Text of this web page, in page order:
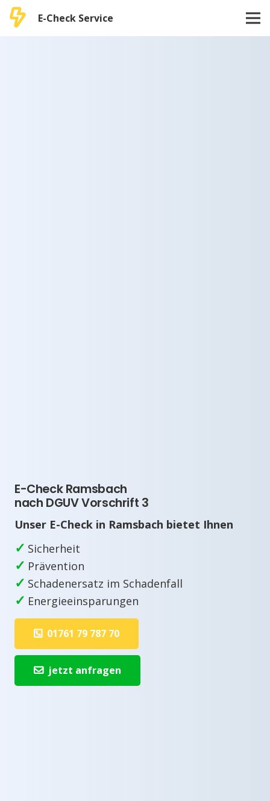
E-Check Service
E-Check Ramsbach
nach DGUV Vorschrift 3
Unser E-Check in Ramsbach bietet Ihnen
✓ Sicherheit
✓ Prävention
✓ Schadenersatz im Schadenfall
✓ Energieeinsparungen
01761 79 787 70
jetzt anfragen